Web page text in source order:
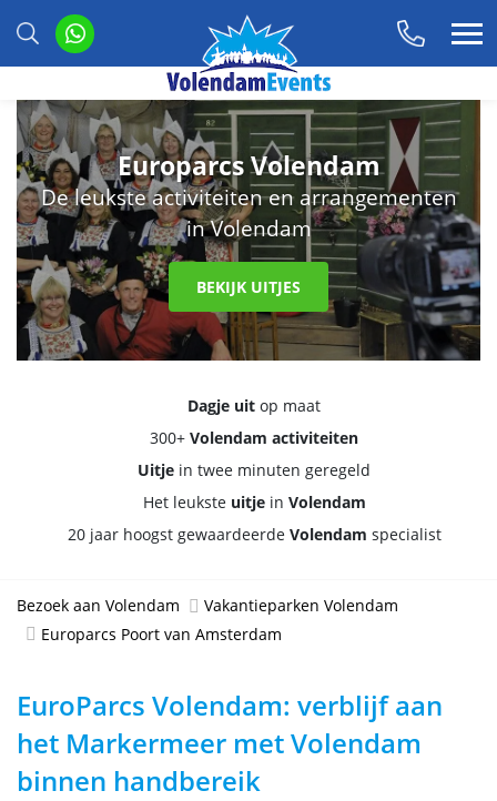
Europarcs Volendam
De leukste activiteiten en arrangementen
in Volendam
BEKIJK UITJES
Dagje uit op maat
300+ Volendam activiteiten
Uitje in twee minuten geregeld
Het leukste uitjein Volendam
20 jaar hoogst gewaardeerde Volendam specialist
Bezoek aan Volendam
Vakantieparken Volendam
Europarcs Poort van Amsterdam
EuroParcs Volendam: verblijf aan
het Markermeer met Volendam
binnen handbereik